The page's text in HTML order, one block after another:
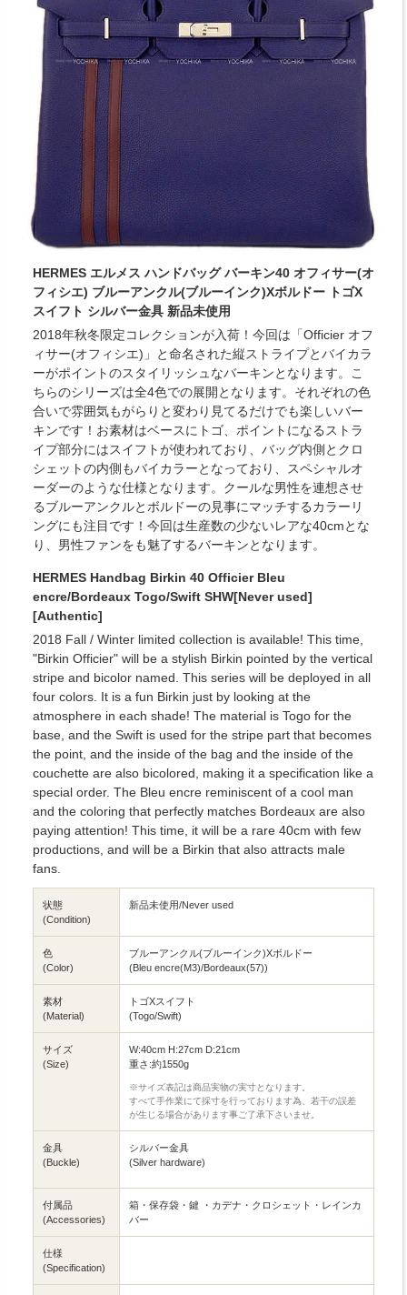
HERMES エルメス ハンドバッグ バーキン40 オフィサー(オ
フィシエ) ブルーアンクル(ブルーインク)Xボルドー トゴX
スイフト シルバー金具 新品未使用
2018年秋冬限定コレクションが入荷！今回は「Officier オフ
ィサー(オフィシエ)」と命名された縦ストライプとバイカラ
ーがポイントのスタイリッシュなバーキンとなります。こ
ちらのシリーズは全4色での展開となります。それぞれの色
合いで雰囲気もがらりと変わり見てるだけでも楽しいバー
キンです！お素材はベースにトゴ、ポイントになるストラ
イプ部分にはスイフトが使われており、バッグ内側とクロ
シェットの内側もバイカラーとなっており、スペシャルオ
ーダーのような仕様となります。クールな男性を連想させ
るブルーアンクルとボルドーの見事にマッチするカラーリ
ングにも注目です！今回は生産数の少ないレアな40cmとな
り、男性ファンをも魅了するバーキンとなります。
HERMES Handbag Birkin 40 Officier Bleu
encre/Bordeaux Togo/Swift SHW[Never used]
[Authentic]
2018 Fall / Winter limited collection is available! This time,
"Birkin Officier" will be a stylish Birkin pointed by the vertical
stripe and bicolor named. This series will be deployed in all
four colors. It is a fun Birkin just by looking at the
atmosphere in each shade! The material is Togo for the
base, and the Swift is used for the stripe part that becomes
the point, and the inside of the bag and the inside of the
couchette are also bicolored, making it a specification like a
special order. The Bleu encre reminiscent of a cool man
and the coloring that perfectly matches Bordeaux are also
paying attention! This time, it will be a rare 40cm with few
productions, and will be a Birkin that also attracts male
fans.
状態
(Condition)
新品未使用/Never used
色
(Color)
ブルーアンクル(ブルーインク)Xボルドー
(Bleu encre(M3)/Bordeaux(57))
素材
(Material)
トゴXスイフト
(Togo/Swift)
サイズ
(Size)
W:40cm H:27cm D:21cm
重さ:約1550g
※サイズ表記は商品実物の実寸となります。
すべて手作業にて採寸を行っております為、若干の誤差
が生じる場合があります事ご了承下さいませ。
金具
(Buckle)
シルバー金具
(Silver hardware)
付属品
(Accessories)
箱・保存袋・鍵 ・カデナ・クロシェット・レインカ
バー
仕様
(Specification)